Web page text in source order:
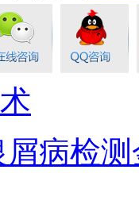
屑病检